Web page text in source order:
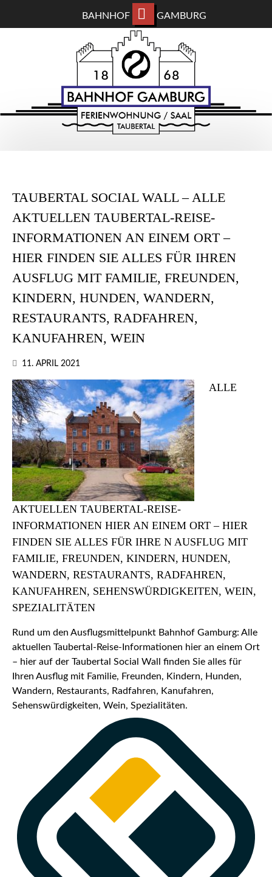
BAHNHOF GAMBURG
BAHNHOF GAMBURG
Ferienwohnung und Eventsaal im Taubertal
TAUBERTAL SOCIAL WALL – ALLE
AKTUELLEN TAUBERTAL-REISE-
INFORMATIONEN AN EINEM ORT –
HIER FINDEN SIE ALLES FÜR IHREN
AUSFLUG MIT FAMILIE, FREUNDEN,
KINDERN, HUNDEN, WANDERN,
RESTAURANTS, RADFAHREN,
KANUFAHREN, WEIN
11. APRIL 2021
ALLE
AKTUELLEN TAUBERTAL-REISE-
INFORMATIONEN HIER AN EINEM ORT – HIER
FINDEN SIE ALLES FÜR IHRE N AUSFLUG MIT
FAMILIE, FREUNDEN, KINDERN, HUNDEN,
WANDERN, RESTAURANTS, RADFAHREN,
KANUFAHREN, SEHENSWÜRDIGKEITEN, WEIN,
SPEZIALITÄTEN
Rund um den Ausflugsmittelpunkt Bahnhof Gamburg: Alle
aktuellen Taubertal-Reise-Informationen hier an einem Ort
– hier auf der Taubertal Social Wall finden Sie alles für
Ihren Ausflug mit Familie, Freunden, Kindern, Hunden,
Wandern, Restaurants, Radfahren, Kanufahren,
Sehenswürdigkeiten, Wein, Spezialitäten.